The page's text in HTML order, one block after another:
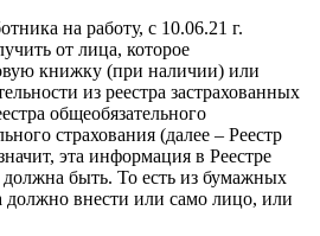
на работу, с 10.06.21 г.
от лица, которое
книжку (при наличии) или
из реестра застрахованных
общеобязательного
страхования (далее – Реестр
эта информация в Реестре
быть. То есть из бумажных
должно внести или само лицо, или